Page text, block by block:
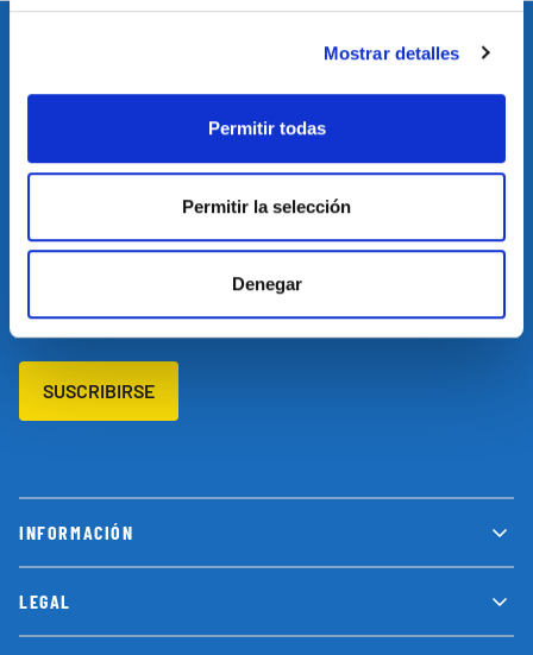
Mostrar detalles
Permitir todas
Permitir la selección
Denegar
INFORMACIÓN
LEGAL
IDIOMA
Restablecer el idioma
SUSCRÍBETE A NUESTRA NEWSLETTER
Suscríbete a nuestro newsletter y no te pierdas las últimas
SUSCRIBIRSE